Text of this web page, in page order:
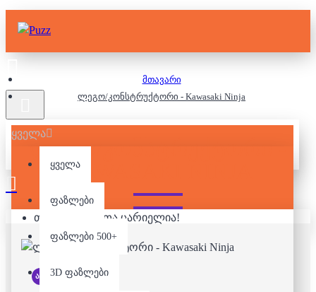
ყველა
ყველა
ფაზლები
ფაზლები 500+
3D ფაზლები
თქვენი კალათა ცარიელია!
მთავარი
ლეგო/კონსტრუქტორი - Kawasaki Ninja
ᲚᲔᲒᲝ/ᲙᲝᲜᲡᲢᲠᲣᲥᲢᲝᲠᲘ -
KAWASAKI NINJA
არ არის მარაგში